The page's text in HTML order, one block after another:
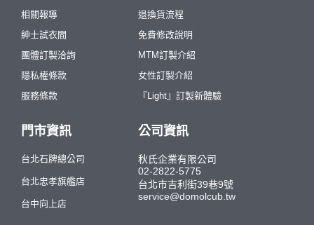
相關報導
紳士試衣間
團體訂製洽詢
隱私權條款
服務條款
退換貨流程
免費修改說明
MTM訂製介紹
女性訂製介紹
『Light』訂製新體驗
門市資訊
台北石牌總公司
台北忠孝旗艦店
台中向上店
公司資訊
秋氏企業有限公司
02-2822-5775
台北市吉利街39巷9號
service@domolcub.tw